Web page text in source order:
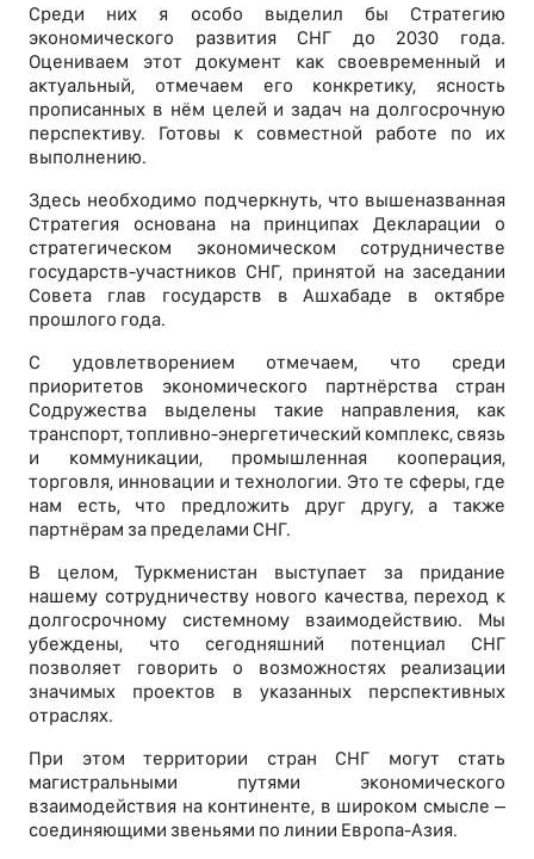
Среди них я особо выделил бы Стратегию
экономического развития СНГ до 2030 года.
Оцениваем этот документ как своевременный и
актуальный, отмечаем его конкретику, ясность
прописанных в нём целей и задач на долгосрочную
перспективу. Готовы к совместной работе по их
выполнению.
Здесь необходимо подчеркнуть, что вышеназванная
Стратегия основана на принципах Декларации о
стратегическом экономическом сотрудничестве
государств-участников СНГ, принятой на заседании
Совета глав государств в Ашхабаде в октябре
прошлого года.
С удовлетворением отмечаем, что среди
приоритетов экономического партнёрства стран
Содружества выделены такие направления, как
транспорт, топливно-энергетический комплекс, связь
и коммуникации, промышленная кооперация,
торговля, инновации и технологии. Это те сферы, где
нам есть, что предложить друг другу, а также
партнёрам за пределами СНГ.
В целом, Туркменистан выступает за придание
нашему сотрудничеству нового качества, переход к
долгосрочному системному взаимодействию. Мы
убеждены, что сегодняшний потенциал СНГ
позволяет говорить о возможностях реализации
значимых проектов в указанных перспективных
отраслях.
При этом территории стран СНГ могут стать
магистральными путями экономического
взаимодействия на континенте, в широком смысле –
соединяющими звеньями по линии Европа-Азия.